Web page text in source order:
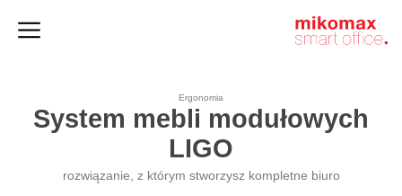
Ergonomia
System mebli modułowych
LIGO
rozwiązanie, z którym stworzysz kompletne biuro